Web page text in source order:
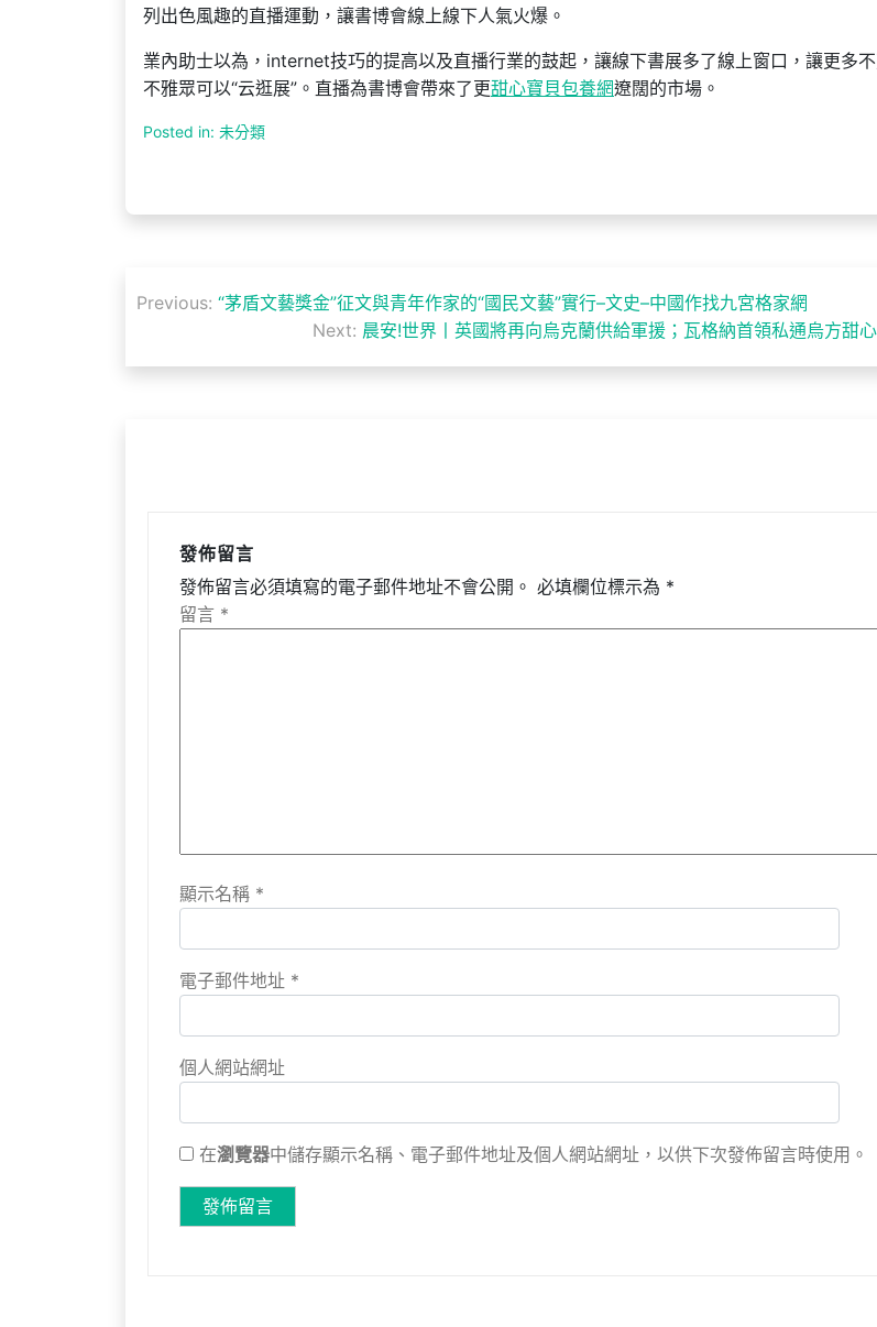
列出色風趣的直播運動，讓書博會線上線下人氣火爆。
業內助士以為，internet技巧的提高以及直播行業的鼓起，讓線下書展多了線上窗口，讓更多
不雅眾可以“云逛展”。直播為書博會帶來了更甜心寶貝包養網遼闊的市場。
Posted in: 未分類
文
導
Previous: “茅盾文藝獎金”征文與青年作家的“國民文藝”實行–文史–中國作找九宮格家網
Next: 晨安!世界丨英國將再向烏克蘭供給軍援；瓦格納首領私通烏方甜
發佈留言
發佈留言必須填寫的電子郵件地址不會公開。 必填欄位標示為 *
留言 *
顯示名稱 *
電子郵件地址 *
個人網站網址
在瀏覽器中儲存顯示名稱、電子郵件地址及個人網站網址，以供下次發佈留言時使用。